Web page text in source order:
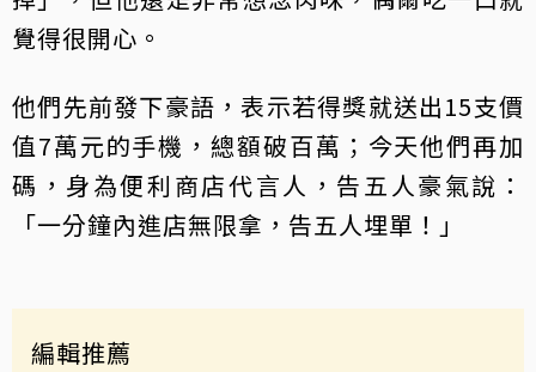
覺得很開心。
他們先前發下豪語，表示若得獎就送出15支價
值7萬元的手機，總額破百萬；今天他們再加
碼，身為便利商店代言人，告五人豪氣說：
「一分鐘內進店無限拿，告五人埋單！」
編輯推薦